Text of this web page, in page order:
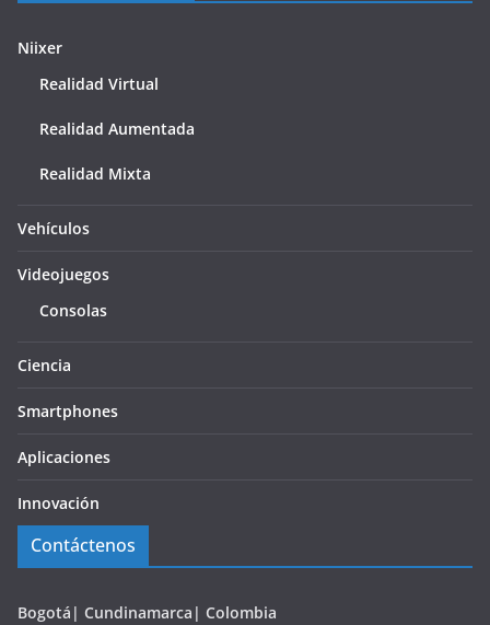
Niixer
Realidad Virtual
Realidad Aumentada
Realidad Mixta
Vehículos
Videojuegos
Consolas
Ciencia
Smartphones
Aplicaciones
Innovación
Contáctenos
Bogotá| Cundinamarca| Colombia